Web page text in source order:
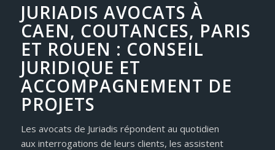
JURIADIS AVOCATS À
CAEN, COUTANCES, PARIS
ET ROUEN : CONSEIL
JURIDIQUE ET
ACCOMPAGNEMENT DE
PROJETS
Les avocats de Juriadis répondent au quotidien
aux interrogations de leurs clients, les assistent